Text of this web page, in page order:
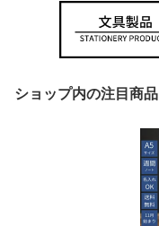
ショップ内の注目商品